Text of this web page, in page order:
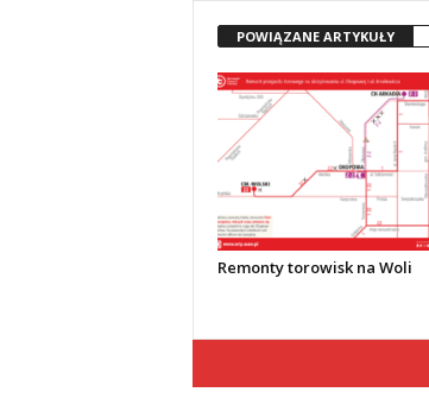
POWIĄZANE ARTYKUŁY
Remonty torowisk na Woli